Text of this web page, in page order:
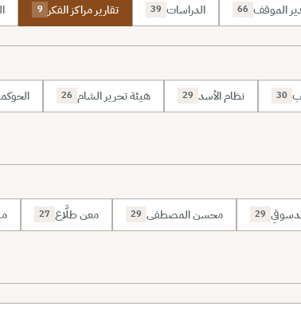
الموقف 66 الدراسات 39 تقارير مراكز الفكر 9
30 نظام الأسد 29 هيئة تحرير الشام 26
29 محسن المصطفى 29 معن طلَّاع 27